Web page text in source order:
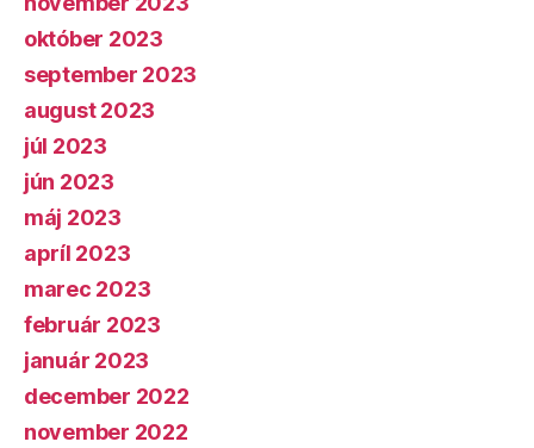
október 2023
september 2023
august 2023
júl 2023
jún 2023
máj 2023
apríl 2023
marec 2023
február 2023
január 2023
december 2022
november 2022